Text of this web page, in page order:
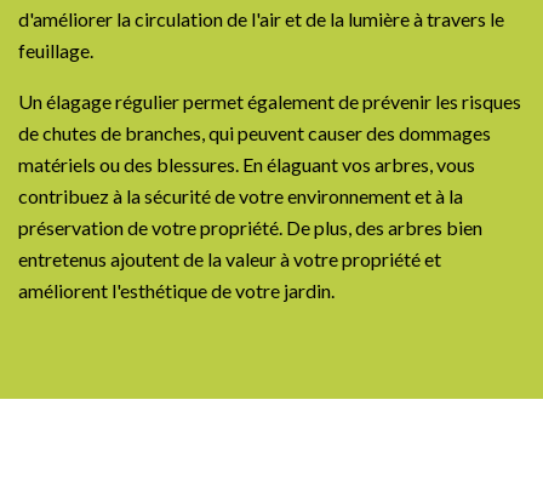
d'améliorer la circulation de l'air et de la lumière à travers le
feuillage.
Un élagage régulier permet également de prévenir les risques
de chutes de branches, qui peuvent causer des dommages
matériels ou des blessures. En élaguant vos arbres, vous
contribuez à la sécurité de votre environnement et à la
préservation de votre propriété. De plus, des arbres bien
entretenus ajoutent de la valeur à votre propriété et
améliorent l'esthétique de votre jardin.